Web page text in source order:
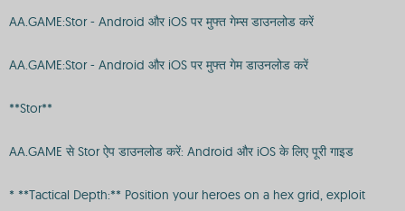
AA.GAME:Stor - Android और iOS पर मुफ्त गेम्स डाउनलोड करें
AA.GAME:Stor - Android और iOS पर मुफ्त गेम डाउनलोड करें
**Stor**
AA.GAME से Stor ऐप डाउनलोड करें: Android और iOS के लिए पूरी गाइड
* **Tactical Depth:** Position your heroes on a hex grid, exploit